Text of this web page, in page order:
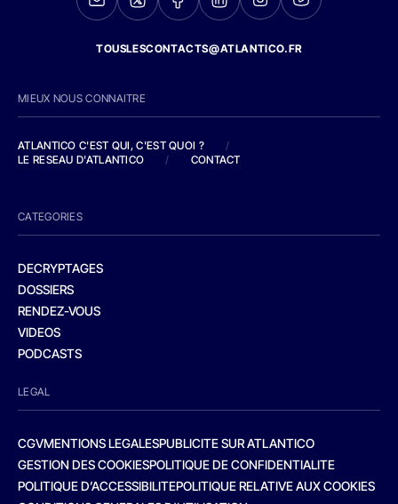
TOUSLESCONTACTS@ATLANTICO.FR
MIEUX NOUS CONNAITRE
ATLANTICO C'EST QUI, C'EST QUOI ?
/
LE RESEAU D'ATLANTICO
/ CONTACT
CATEGORIES
DECRYPTAGES
DOSSIERS
RENDEZ-VOUS
VIDEOS
PODCASTS
LEGAL
CGVMENTIONS LEGALESPUBLICITE SUR ATLANTICO
GESTION DES COOKIESPOLITIQUE DE CONFIDENTIALITE
POLITIQUE D’ACCESSIBILITEPOLITIQUE RELATIVE AUX COOKIES